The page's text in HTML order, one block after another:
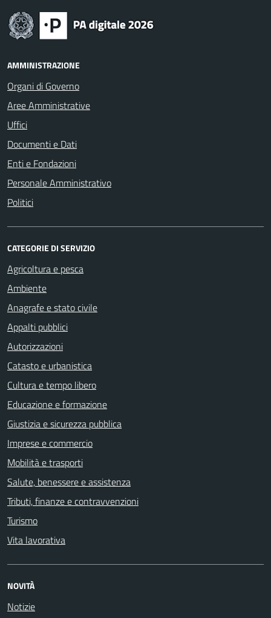
AMMINISTRAZIONE
Organi di Governo
Aree Amministrative
Uffici
Documenti e Dati
Enti e Fondazioni
Personale Amministrativo
Politici
CATEGORIE DI SERVIZIO
Agricoltura e pesca
Ambiente
Anagrafe e stato civile
Appalti pubblici
Autorizzazioni
Catasto e urbanistica
Cultura e tempo libero
Educazione e formazione
Giustizia e sicurezza pubblica
Imprese e commercio
Mobilità e trasporti
Salute, benessere e assistenza
Tributi, finanze e contravvenzioni
Turismo
Vita lavorativa
NOVITÀ
Notizie